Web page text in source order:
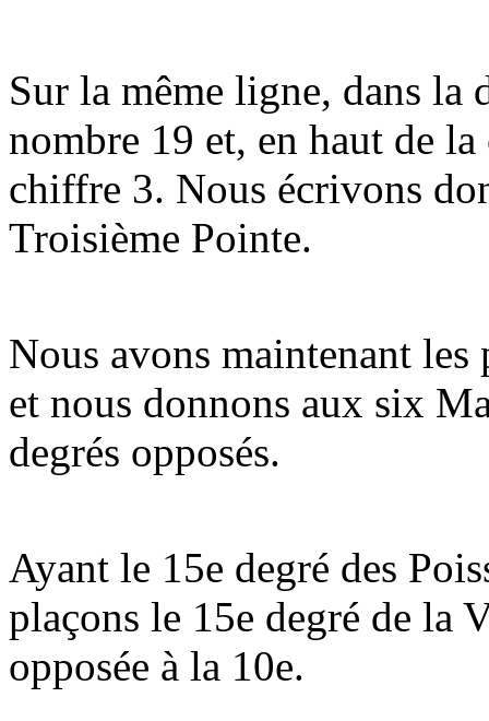
Sur la même ligne, dans la
nombre 19 et, en haut de
chiffre 3. Nous écrivons
Troisième Pointe.
Nous avons maintenant
et nous donnons aux six
degrés opposés.
Ayant le 15e degré des
plaçons le 15e degré de la
opposée à la 10e.